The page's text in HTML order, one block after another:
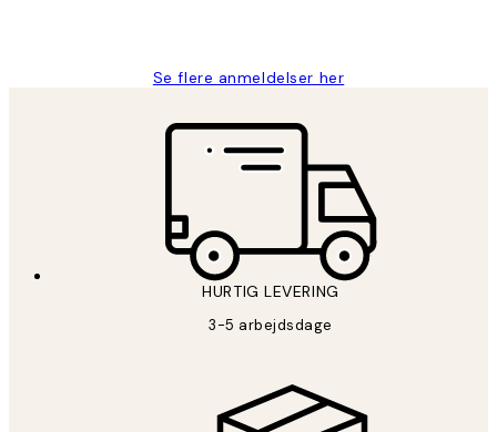
Se flere anmeldelser her
HURTIG LEVERING
3-5 arbejdsdage